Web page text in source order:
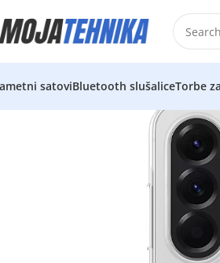
satoviBluetooth slušaliceTorbe